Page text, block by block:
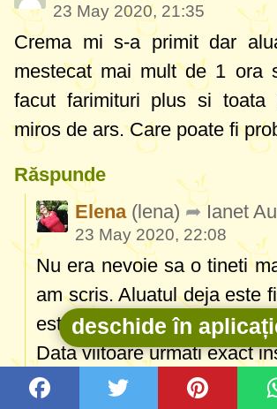
23 May 2020, 21:35
Crema mi s-a primit dar
mestecat mai mult de 1 ora
facut farimituri plus si toata
miros de ars. Care poate fi
Răspunde
Elena (lena) Ianet
23 May 2020, 22:08
Nu era nevoie sa o tineti
am scris. Aluatul deja este
este crud, prajitul nu
Data viitoare urmati exact
Răspunde
deschide în